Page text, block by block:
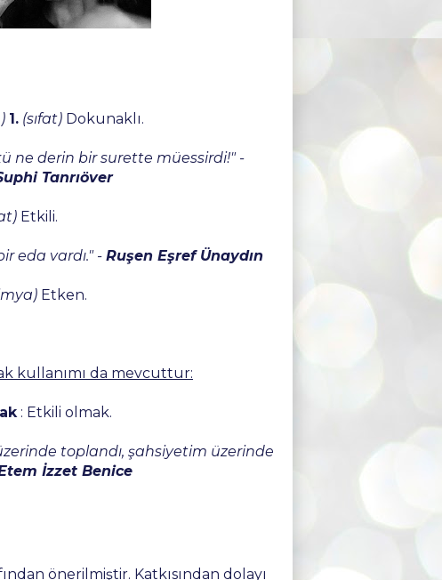
1. (sıfat) Dokunaklı.
ne derin bir surette müessirdi!" -
Tanrıöver
Etkili.
eda vardı." - Ruşen Eşref Ünaydın
Etken.
kullanımı da mevcuttur:
: Etkili olmak.
toplandı, şahsiyetim üzerinde
İzzet Benice
önerilmiştir. Katkısından dolayı